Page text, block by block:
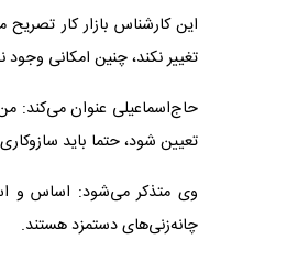
این کارشناس بازار کار
تغییر نکند، چنین امکانی وجود
حاج‌اسماعیلی عنوان می‌کند:
تعیین شود، حتما باید
وی متذکر می‌شود: اساس و
چانه‌زنی‌های دستمزد هستند.